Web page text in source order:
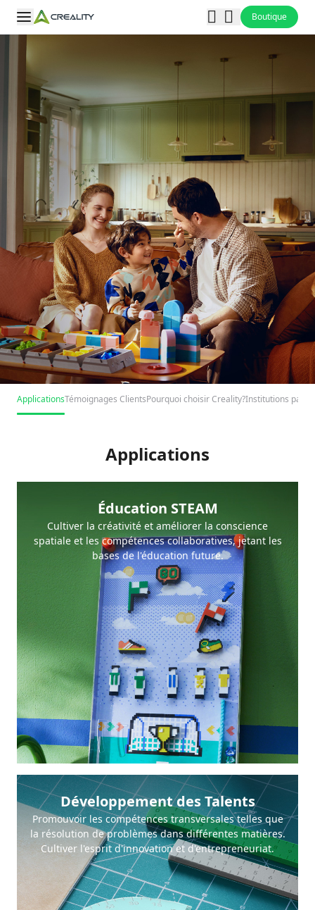
Boutique
Autonomiser par
l'impression 3D.
Remplir le formulaire
ApplicationsTémoignages ClientsPourquoi choisir Creality?Institutions
Applications
Éducation STEAM
Cultiver la créativité et améliorer la conscience
spatiale et les compétences collaboratives, jetant les
bases de l'éducation future.
Développement des Talents
Promouvoir les compétences transversales telles que
la résolution de problèmes dans différentes matières.
Cultiver l'esprit d'innovation et d'entrepreneuriat.